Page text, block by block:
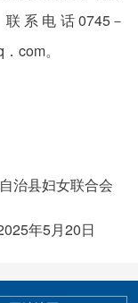
系电话0745－
com。
女联合会
20日